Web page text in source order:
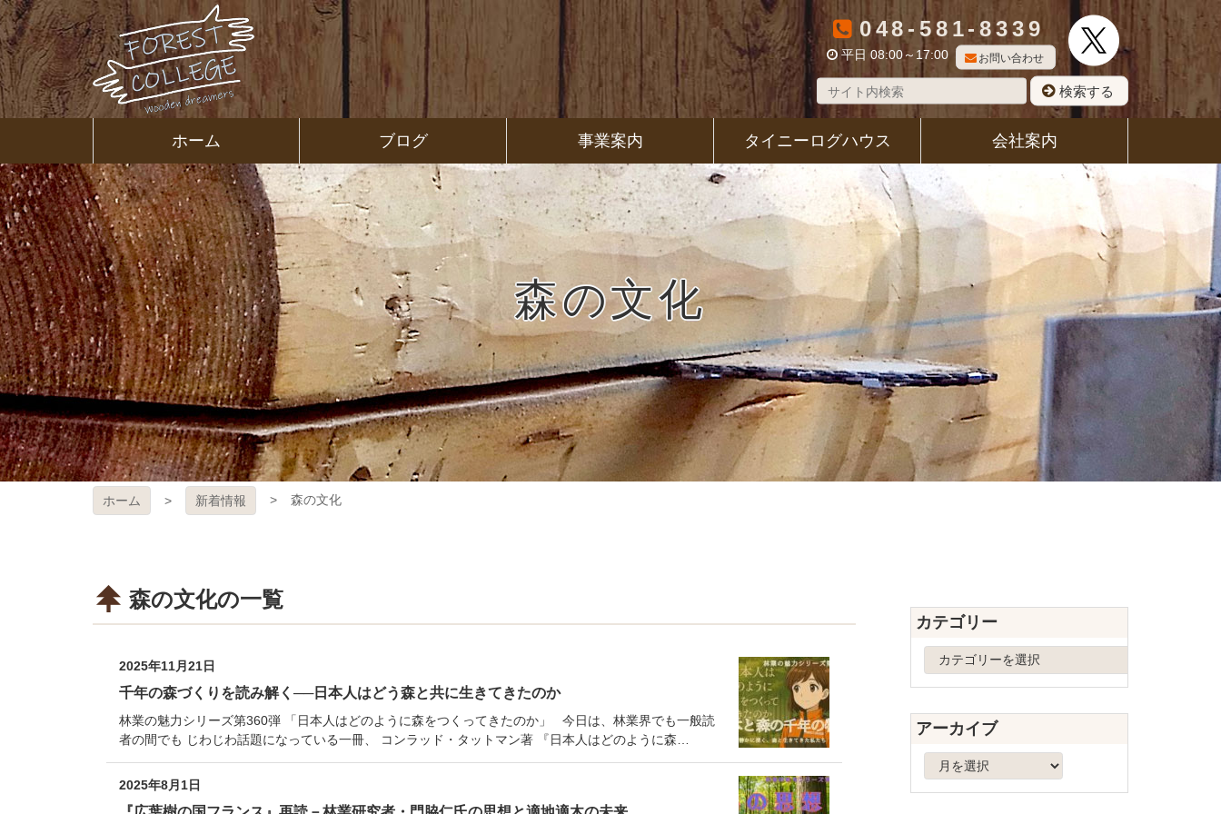
コ
ン
テ
ン
ツ
本
文
ス
キ
ッ
プ
㈱ＦＯＲ
ＥＳＴ Ｃ
ＯＬＬＥ
ＧＥ
048-581-8339
平日 08:00～17:00 お問い合わせ
検索する
ホーム ブログ 事業案内 タイニーログハウス 会社案内
森の文化
ホーム 新着情報 森の文化
カテゴリー
ゴ
リ
ー
アーカイブ
ー
カ
森の文化の一覧
2025年11月21日
千年の森づくりを読み解く──日本人はどう森と共に生きてきたのか
林業の魅力シリーズ第360弾 「日本人はどのように森をつくってきたのか」 今日は、林業界でも一般読
者の間でも じわじわ話題になっている一冊、 コンラッド・タットマン著 『日本人はどのように森…
2025年8月1日